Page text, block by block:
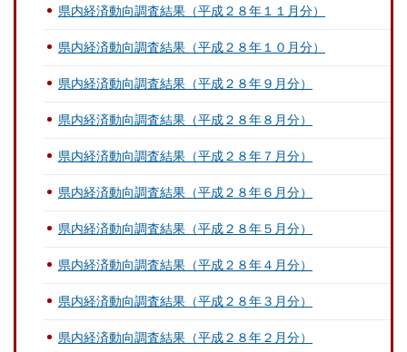
県内経済動向調査結果（平成２８年１１月分）
県内経済動向調査結果（平成２８年１０月分）
県内経済動向調査結果（平成２８年９月分）
県内経済動向調査結果（平成２８年８月分）
県内経済動向調査結果（平成２８年７月分）
県内経済動向調査結果（平成２８年６月分）
県内経済動向調査結果（平成２８年５月分）
県内経済動向調査結果（平成２８年４月分）
県内経済動向調査結果（平成２８年３月分）
県内経済動向調査結果（平成２８年２月分）